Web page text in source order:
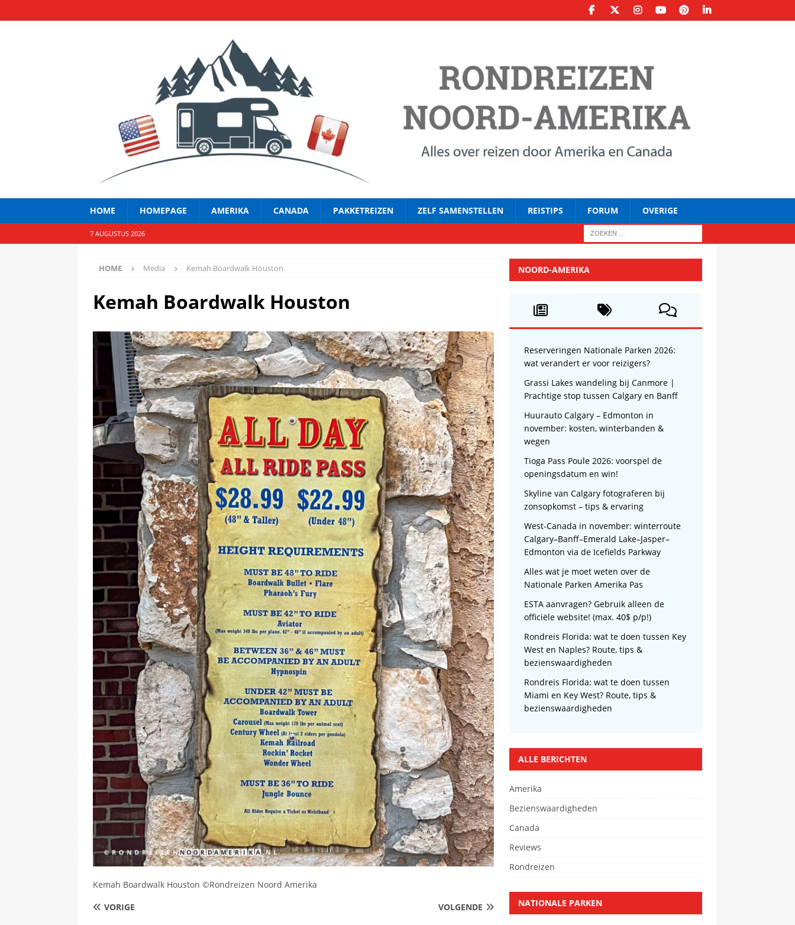
HOME HOMEPAGE AMERIKA CANADA PAKKETREIZEN ZELF SAMENSTELLEN REISTIPS FORUM OVERIGE
7 AUGUSTUS 2026
HOME Media Kemah Boardwalk Houston
Kemah Boardwalk Houston
Kemah Boardwalk Houston ©Rondreizen Noord Amerika
VORIGE
VOLGENDE
NOORD-AMERIKA
Reserveringen Nationale Parken 2026:
wat verandert er voor reizigers?
Grassi Lakes wandeling bij Canmore |
Prachtige stop tussen Calgary en Banff
Huurauto Calgary – Edmonton in
november: kosten, winterbanden &
wegen
Tioga Pass Poule 2026: voorspel de
openingsdatum en win!
Skyline van Calgary fotograferen bij
zonsopkomst – tips & ervaring
West-Canada in november: winterroute
Calgary–Banff–Emerald Lake–Jasper–
Edmonton via de Icefields Parkway
Alles wat je moet weten over de
Nationale Parken Amerika Pas
ESTA aanvragen? Gebruik alleen de
officiële website! (max. 40$ p/p!)
Rondreis Florida: wat te doen tussen Key
West en Naples? Route, tips &
bezienswaardigheden
Rondreis Florida: wat te doen tussen
Miami en Key West? Route, tips &
bezienswaardigheden
ALLE BERICHTEN
Amerika
Bezienswaardigheden
Canada
Reviews
Rondreizen
NATIONALE PARKEN